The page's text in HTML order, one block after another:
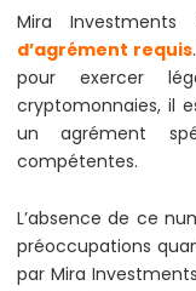
Mira
d’agrément requis
pour exercer
cryptomonnaies, il
un agrément
compétentes.
L’absence de ce
préoccupations
par Mira